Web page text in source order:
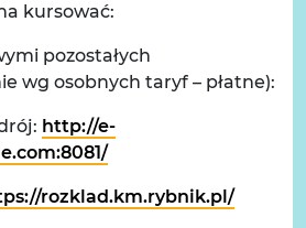
kursować:
pozostałych
wg osobnych taryf – płatne):
http://e-
rozklad.km.rybnik.pl/